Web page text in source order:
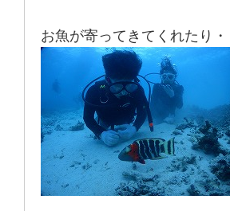
お魚が寄ってきてくれたり・